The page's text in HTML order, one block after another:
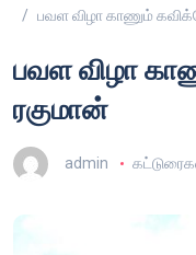
பவள விழா காணும்
பவள விழா
ரகுமான்
admin